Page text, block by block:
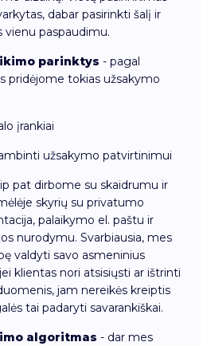
dabar pasirinkti šalį ir
paspaudimu.
parinktys - pagal
pridėjome tokias užsakymo
įrankiai
užsakymo patvirtinimui
pat dirbome su skaidrumu ir
skyrių su privatumo
palaikymo el. paštu ir
nurodymu. Svarbiausia, mes
valdyti savo asmeninius
klientas nori atsisiųsti ar ištrinti
jam nereikės kreiptis
tai padaryti savarankiškai.
algoritmas - dar mes